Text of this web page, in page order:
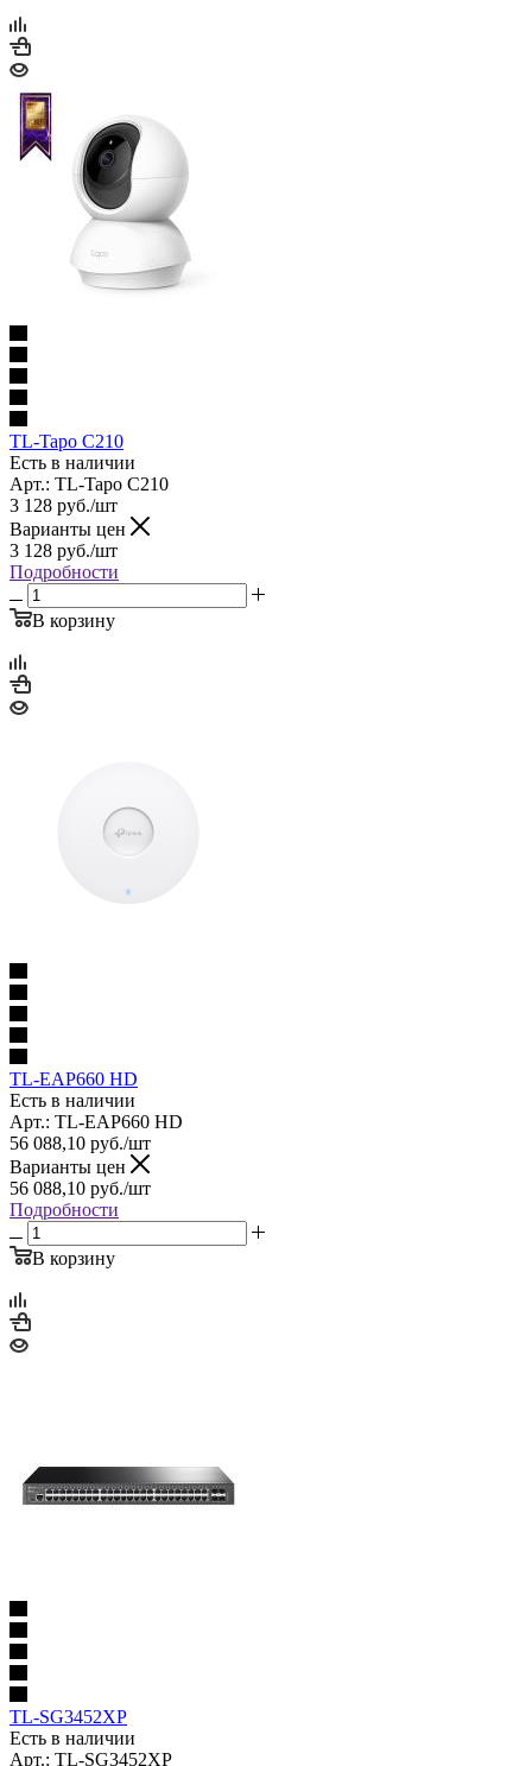
TL-Tapo C210
Есть в наличии
Арт.: TL-Tapo C210
3 128 руб./шт
Варианты цен
3 128 руб./шт
Подробности
В корзину
TL-EAP660 HD
Есть в наличии
Арт.: TL-EAP660 HD
56 088,10 руб./шт
Варианты цен
56 088,10 руб./шт
Подробности
В корзину
TL-SG3452XP
Есть в наличии
Арт.: TL-SG3452XP